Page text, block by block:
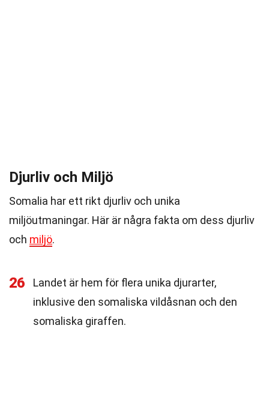
Djurliv och Miljö
Somalia har ett rikt djurliv och unika
miljöutmaningar. Här är några fakta om dess djurliv
och miljö.
26
Landet är hem för flera unika djurarter,
inklusive den somaliska vildåsnan och den
somaliska giraffen.